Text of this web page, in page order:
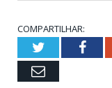
COMPARTILHAR:
Twitter
Email